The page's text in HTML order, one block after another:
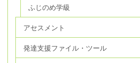
ふじのめ学級
アセスメント
発達支援ファイル・ツール